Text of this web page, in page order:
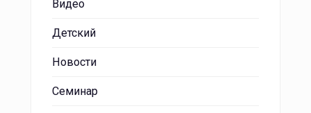
Видео
Детский
Новости
Семинар